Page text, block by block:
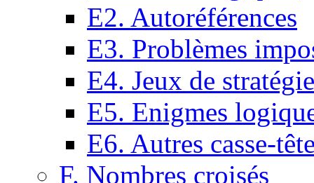
E2. Autoréférences
E3. Problèmes
E4. Jeux de stratégie
E5. Enigmes
E6. Autres casse-
F. Nombres croisés